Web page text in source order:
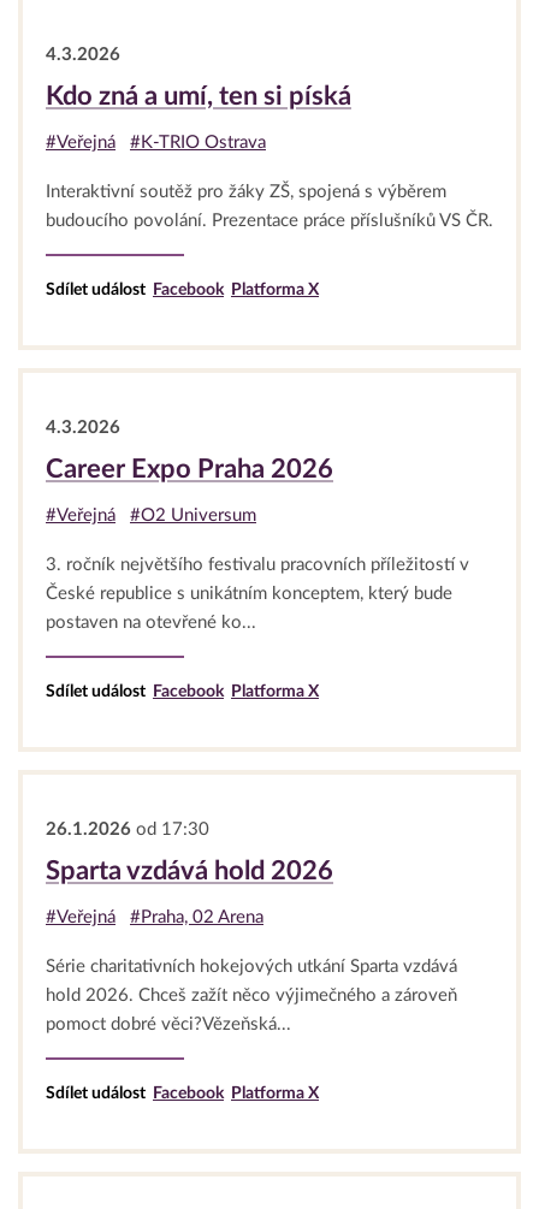
4.3.2026
Kdo zná a umí, ten si píská
#Veřejná #K-TRIO Ostrava
Interaktivní soutěž pro žáky ZŠ, spojená s výběrem
budoucího povolání. Prezentace práce příslušníků VS ČR.
Sdílet událost Facebook Platforma X
4.3.2026
Career Expo Praha 2026
#Veřejná #O2 Universum
3. ročník největšího festivalu pracovních příležitostí v
České republice s unikátním konceptem, který bude
postaven na otevřené ko...
Sdílet událost Facebook Platforma X
26.1.2026 od 17:30
Sparta vzdává hold 2026
#Veřejná #Praha, 02 Arena
Série charitativních hokejových utkání Sparta vzdává
hold 2026. Chceš zažít něco výjimečného a zároveň
pomoct dobré věci?Vězeňská...
Sdílet událost Facebook Platforma X